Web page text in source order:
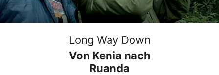
Long Way Down
Von Kenia nach
Ruanda